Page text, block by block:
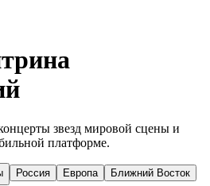
звезд мировой сцены и
платформе.
Россия Европа
Ближний Восток